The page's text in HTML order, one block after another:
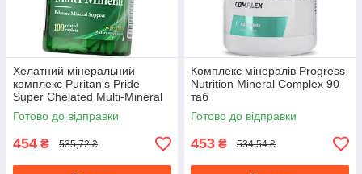
Хелатний мінеральний
комплекс Puritan's Pride
Super Chelated Multi-Mineral
100 таб
Готово до відправки
454 ₴ 535,72 ₴
Комплекс мінералів Progress
Nutrition Mineral Complex 90
таб
Готово до відправки
453 ₴ 534,54 ₴